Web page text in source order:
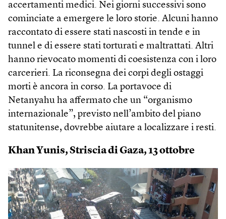
accertamenti medici. Nei giorni successivi sono
cominciate a emergere le loro storie. Alcuni hanno
raccontato di essere stati nascosti in tende e in
tunnel e di essere stati torturati e maltrattati. Altri
hanno rievocato momenti di coesistenza con i loro
carcerieri. La riconsegna dei corpi degli ostaggi
morti è ancora in corso. La portavoce di
Netanyahu ha affermato che un “organismo
internazionale”, previsto nell’ambito del piano
statunitense, dovrebbe aiutare a localizzare i resti.
Khan Yunis, Striscia di Gaza, 13 ottobre